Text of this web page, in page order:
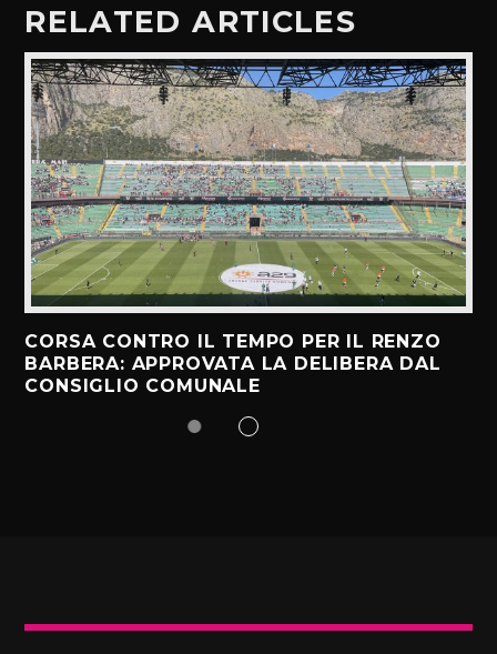
RELATED ARTICLES
CORSA CONTRO IL TEMPO PER IL RENZO
BARBERA: APPROVATA LA DELIBERA DAL
CONSIGLIO COMUNALE